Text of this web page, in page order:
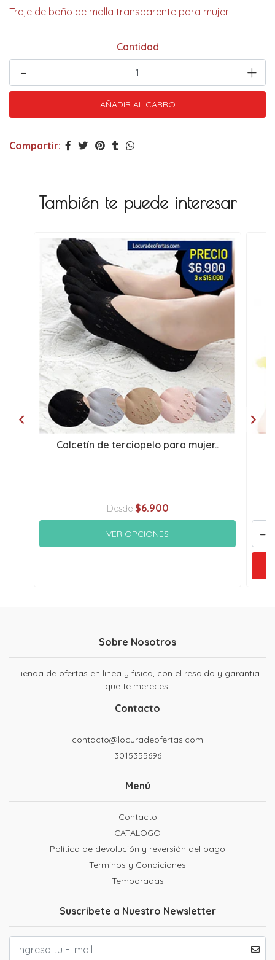
Traje de baño de malla transparente para mujer
Cantidad
+
-
Compartir:
También te puede interesar
Calcetín de terciopelo para mujer..
Desde $6.900
VER OPCIONES -
Sobre Nosotros
Tienda de ofertas en linea y fisica, con el resaldo y garantia
que te mereces.
Contacto
contacto@locuradeofertas.com
3015355696
Menú
Contacto
CATALOGO
Política de devolución y reversión del pago
Terminos y Condiciones
Temporadas
Suscríbete a Nuestro Newsletter